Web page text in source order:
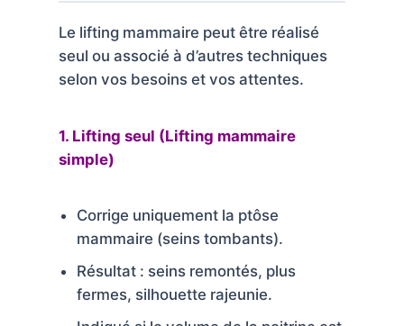
Le lifting mammaire peut être réalisé
seul ou associé à d’autres techniques
selon vos besoins et vos attentes.
1. Lifting seul (Lifting mammaire
simple)
Corrige uniquement la ptôse
mammaire (seins tombants).
Résultat : seins remontés, plus
fermes, silhouette rajeunie.